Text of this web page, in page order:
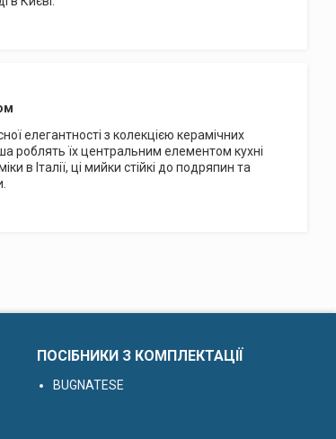
елегантності з колекцією керамічних
роблять їх центральним елементом кухні
в Італії, ці мийки стійкі до подряпин та
ПОСІБНИКИ З КОМПЛЕКТАЦІЇ
BUGNATESE